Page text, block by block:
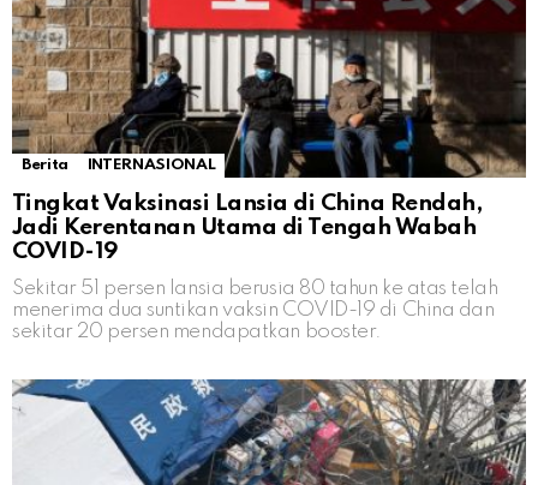
Berita INTERNASIONAL
Tingkat Vaksinasi Lansia di China Rendah,
Jadi Kerentanan Utama di Tengah Wabah
COVID-19
Sekitar 51 persen lansia berusia 80 tahun ke atas telah
menerima dua suntikan vaksin COVID-19 di China dan
sekitar 20 persen mendapatkan booster.